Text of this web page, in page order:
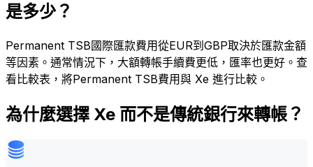
是多少？
Permanent TSB國際匯款費用從EUR到GBP取決於匯款金額
等因素。通常情況下，大額轉帳手續費更低，匯率也更好。查
看比較表，將Permanent TSB費用與 Xe 進行比較。
為什麼選擇 Xe 而不是傳統銀行來轉帳？